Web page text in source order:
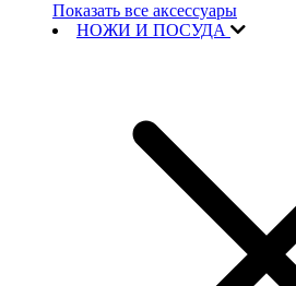
Показать все аксессуары
НОЖИ И ПОСУДА